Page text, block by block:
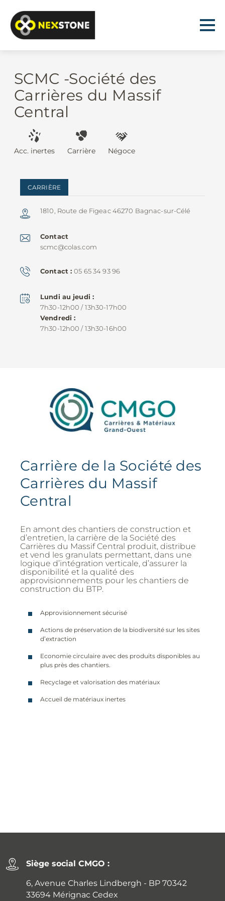
SCMC -Société des
Carrières du Massif
Central
Acc. inertes Carrière Négoce
CARRIÈRE
1810, Route de Figeac 46270 Bagnac-sur-Célé
Contact
scmc@colas.com
Contact 05 65 34 93 96
Lundi au jeudi
7h30-12h00 / 13h30-17h00
Vendredi
7h30-12h00 / 13h30-16h00
Carrière de la Société des
Carrières du Massif
Central
En amont des chantiers de construction et
d’entretien, la carrière de la Société des
Carrières du Massif Central produit, distribue
et vend les granulats permettant, dans une
logique d’intégration verticale, d’assurer la
disponibilité et la qualité des
approvisionnements pour les chantiers de
construction du BTP.
Approvisionnement sécurisé
Actions de préservation de la biodiversité sur les sites
d’extraction
Economie circulaire avec des produits disponibles au
plus près des chantiers.
Recyclage et valorisation des matériaux
Accueil de matériaux inertes
Siège social CMGO :
6, Avenue Charles Lindbergh - BP 70342
33694 Mérignac Cedex